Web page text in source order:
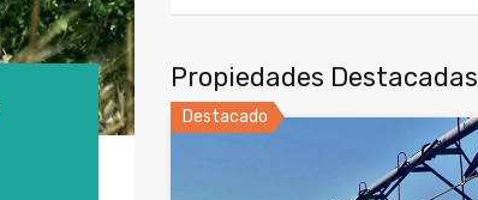
Propiedades Destacadas
Destacado